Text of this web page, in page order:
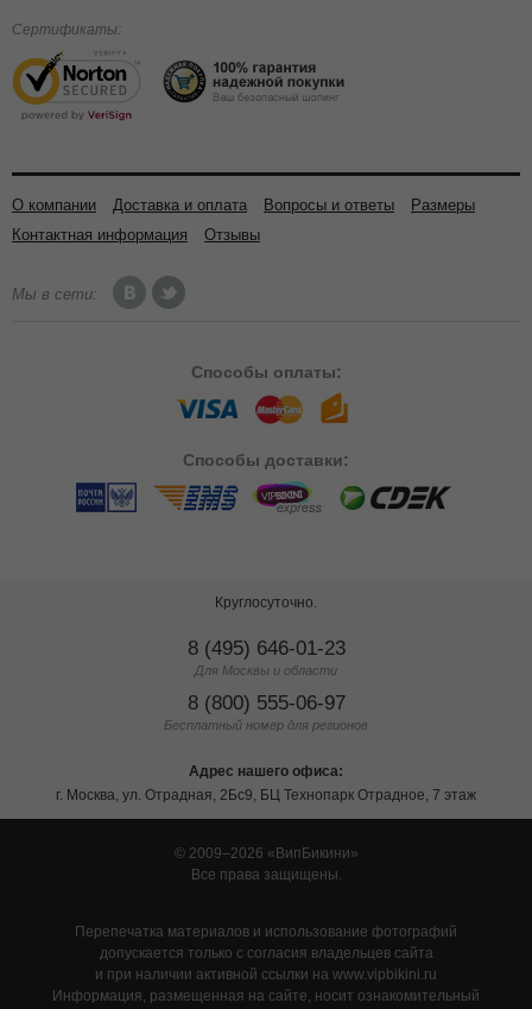
Сертификаты:
О компании Доставка и оплата Вопросы и ответы
Размеры
Контактная информация
Отзывы
Мы в сети:
Способы оплаты:
Способы доставки:
Круглосуточно.
8 (495) 646-01-23
Для Москвы и области
8 (800) 555-06-97
Бесплатный номер для регионов
Адрес нашего офиса:
г. Москва, ул. Отрадная, 2Бс9, БЦ Технопарк Отрадное, 7 этаж
© 2009–2026
ВипБикини
Все права защищены.
Перепечатка материалов и использование фотографий
допускается только с согласия владельцев сайта
и при наличии активной ссылки на www.vipbikini.ru
Информация, размещенная на сайте, носит ознакомительный